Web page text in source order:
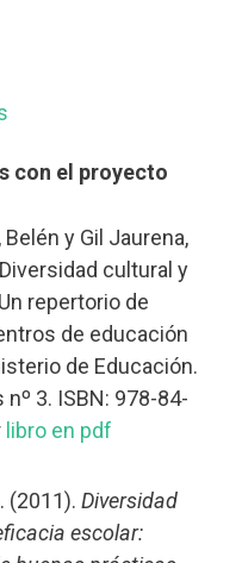
con el proyecto
y Gil Jaurena,
cultural y
repertorio de
de educación
de Educación.
3. ISBN: 978-84-
libro en pdf
(2011). Diversidad
escolar: